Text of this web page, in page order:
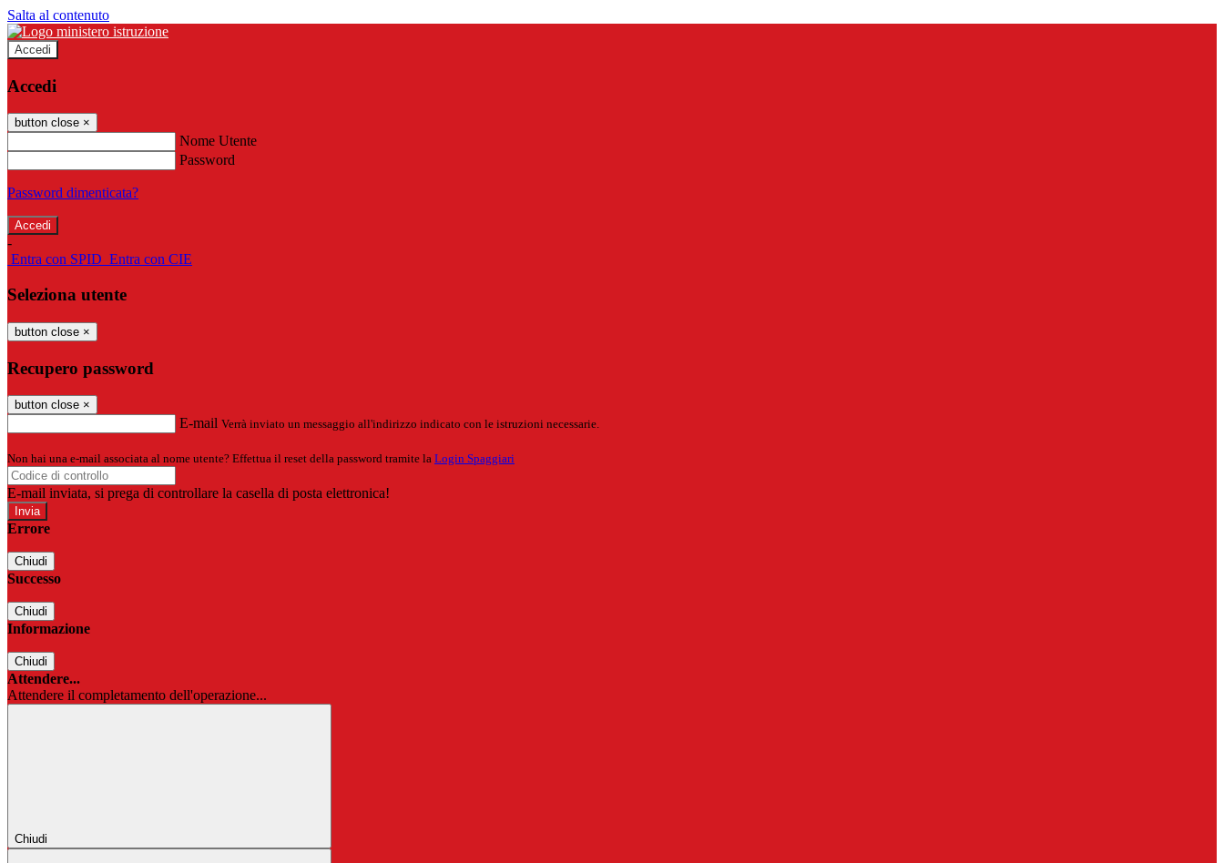
Salta al contenuto
Accedi
Accedi
button close ×
Nome Utente
Password
Password dimenticata?
-
Entra con SPID Entra con CIE
Seleziona utente
button close ×
Recupero password
button close ×
E-mail Verrà inviato un messaggio all'indirizzo indicato con le istruzioni necessarie.
Non hai una e-mail associata al nome utente? Effettua il reset della password tramite la Login Spaggiari
E-mail inviata, si prega di controllare la casella di posta elettronica!
Errore
Chiudi
Successo
Chiudi
Informazione
Chiudi
Attendere...
Attendere il completamento dell'operazione...
Chiudi